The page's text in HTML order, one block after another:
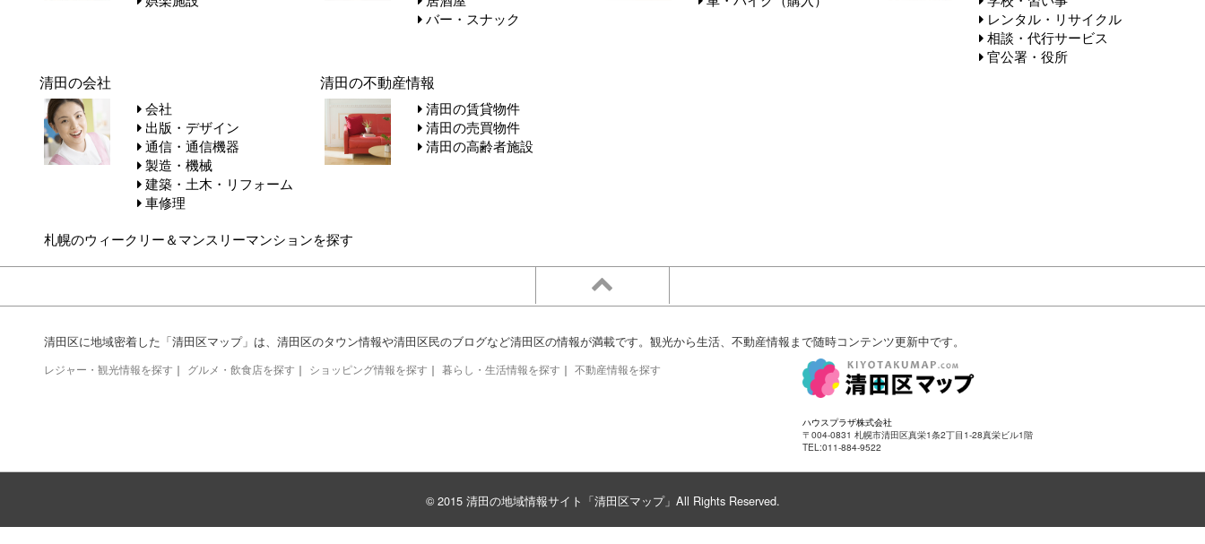
バー・スナック
レンタル・リサイクル
相談・代行サービス
官公署・役所
清田の会社
会社
出版・デザイン
通信・通信機器
製造・機械
建築・土木・リフォーム
車修理
清田の不動産情報
清田の賃貸物件
清田の売買物件
清田の高齢者施設
札幌のウィークリー＆マンスリーマンションを探す
清田区に地域密着した「清田区マップ」は、清田区のタウン情報や清田区民のブログなど清田区の情報が満載です。観光から生活、不動産情報まで随時コンテンツ更新中です。
レジャー・観光情報を探す ｜ グルメ・飲食店を探す ｜ ショッピング情報を探す ｜ 暮らし・生活情報を探す ｜ 不動産情報を探す
ハウスプラザ株式会社
〒004-0831 札幌市清田区真栄1条2丁目1-28真栄ビル1階
TEL:011-884-9522
© 2015 清田の地域情報サイト「清田区マップ」All Rights Reserved.